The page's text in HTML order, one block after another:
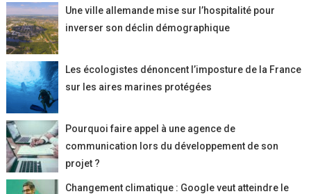
Une ville allemande mise sur l’hospitalité pour
inverser son déclin démographique
Les écologistes dénoncent l’imposture de la France
sur les aires marines protégées
Pourquoi faire appel à une agence de
communication lors du développement de son
projet ?
Changement climatique : Google veut atteindre le